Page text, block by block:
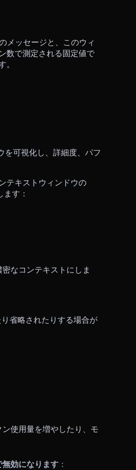
メッセージと、このウィ
数で測定される固定値で
を可視化し、詳細度、パフ
テキストウィンドウの
す：
なコンテキストにしま
省略されたりする場合が
使用量を増やしたり、モ
効になります ：